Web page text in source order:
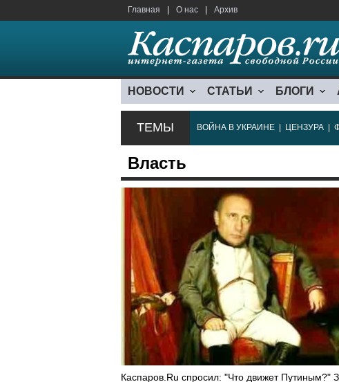
Главная О нас Архив
НОВОСТИ СТАТЬИ БЛОГИ
ТЕМЫ ВОЙНА В УКРАИНЕ ЦЕНЗУРА
Власть
Каспаров.Ru спросил: "Что движет Путиным?"